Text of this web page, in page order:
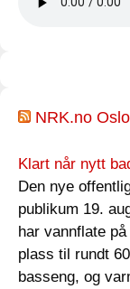
NRK.no
Klart når nytt
Den nye
publikum 19.
har vannflate
plass til rundt
basseng, og